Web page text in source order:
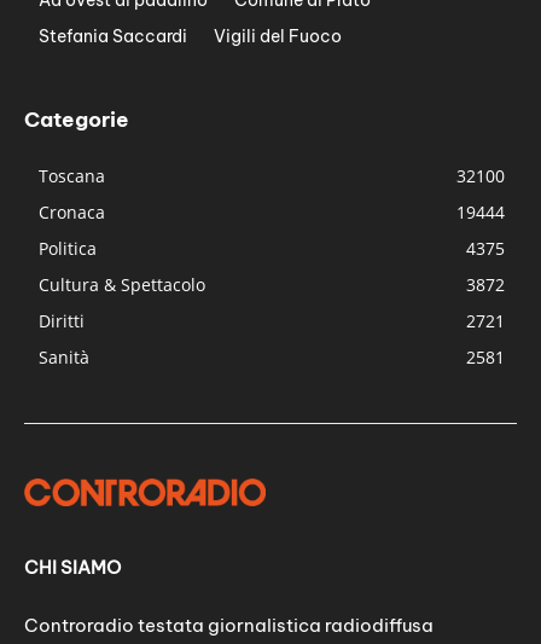
Stefania Saccardi
Vigili del Fuoco
Categorie
Toscana
32100
Cronaca
19444
Politica
4375
Cultura & Spettacolo
3872
Diritti
2721
Sanità
2581
CHI SIAMO
Controradio testata giornalistica radiodiffusa